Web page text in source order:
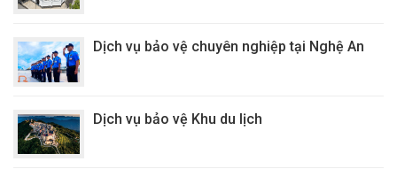
Dịch vụ bảo vệ chuyên nghiệp tại Nghệ An
Dịch vụ bảo vệ Khu du lịch